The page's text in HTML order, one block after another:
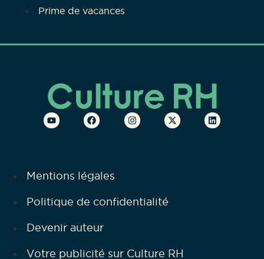
Prime de vacances
Mentions légales
Politique de confidentialité
Devenir auteur
Votre publicité sur Culture RH